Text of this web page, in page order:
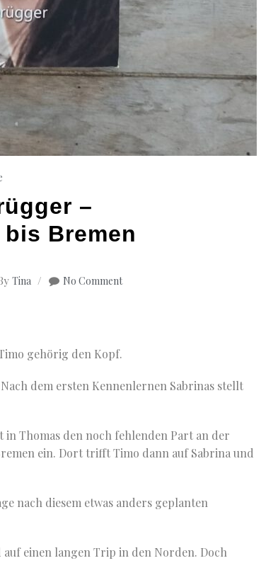
–
Bremen
Tina No Comment
gehörig den Kopf.
dem ersten Kennenlernen Sabrinas stellt
Thomas den noch fehlenden Part an der
ein. Dort trifft Timo dann auf Sabrina und
nach diesem etwas anders geplanten
einen langen Trip in den Norden. Doch